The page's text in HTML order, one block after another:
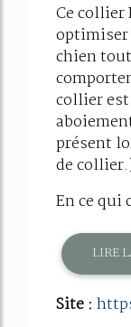
Ce collier
optimiser
chien
collier
présent
de
En ce qui
LIRE
Site :